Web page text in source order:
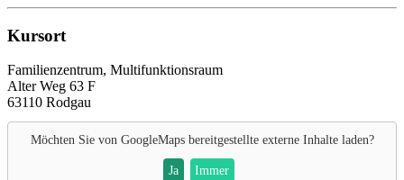
Kursort
Familienzentrum, Multifunktionsraum
Alter Weg 63 F
63110 Rodgau
Möchten Sie von GoogleMapsbereitgestellte externe Inhalte laden?
Ja Immer